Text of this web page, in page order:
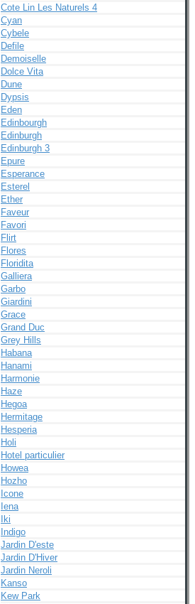
Cote Lin Les Naturels 4
Cyan
Cybele
Defile
Demoiselle
Dolce Vita
Dune
Dypsis
Eden
Edinbourgh
Edinburgh
Edinburgh 3
Epure
Esperance
Esterel
Ether
Faveur
Favori
Flirt
Flores
Floridita
Galliera
Garbo
Giardini
Grace
Grand Duc
Grey Hills
Habana
Hanami
Harmonie
Haze
Hegoa
Hermitage
Hesperia
Holi
Hotel particulier
Howea
Hozho
Icone
Iena
Iki
Indigo
Jardin D'este
Jardin D'Hiver
Jardin Neroli
Kanso
Kew Park